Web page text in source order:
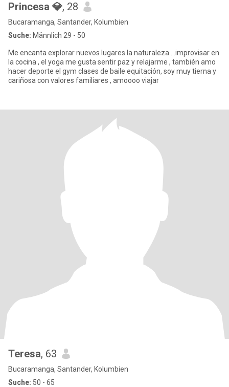
Princesa 💎, 28
Bucaramanga, Santander, Kolumbien
Suche: Männlich 29 - 50
Me encanta explorar nuevos lugares la naturaleza …improvisar en
la cocina , el yoga me gusta sentir paz y relajarme , también amo
hacer deporte el gym clases de baile equitación, soy muy tierna y
cariñosa con valores familiares , amoooo viajar
Teresa, 63
Bucaramanga, Santander, Kolumbien
Suche: 50 - 65